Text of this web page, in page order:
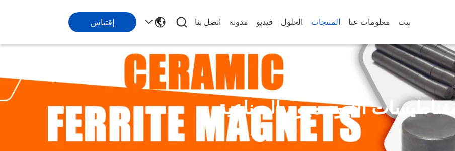
بيت معلومات عنا المنتجات الحلول فيديو مدونة اتصل بنا إقتباس
النيوديميوم الصناعية